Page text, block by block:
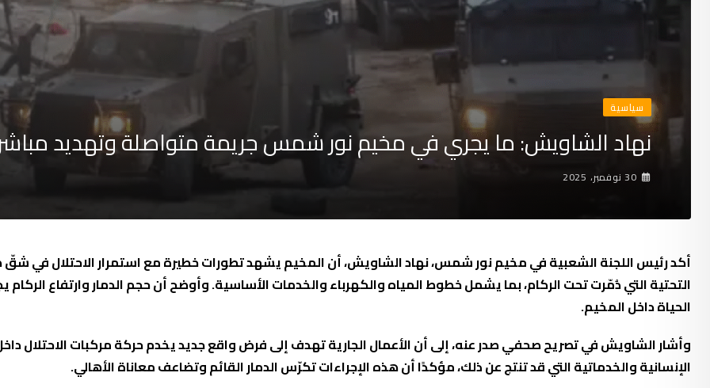
سياسية
نهاد الشاويش: ما يجري في مخيم نور شمس جريمة متواصلة وتهديد مباشر
30 نوفمبر، 2025
أكد رئيس اللجنة الشعبية في مخيم نور شمس، نهاد الشاويش، أن المخيم يشهد تطورات خطيرة مع استمرار الاحتلال في
التحتية التي دُمّرت تحت الركام، بما يشمل خطوط المياه والكهرباء والخدمات الأساسية. وأوضح أن حجم الدمار وارتفاع
الحياة داخل المخيم.
وأشار الشاويش في تصريح صحفي صدر عنه، إلى أن الأعمال الجارية تهدف إلى فرض واقع جديد يخدم حركة مركبات الاحتلال
الإنسانية والخدماتية التي قد تنتج عن ذلك، مؤكدًا أن هذه الإجراءات تكرّس الدمار القائم وتضاعف معاناة الأهالي.